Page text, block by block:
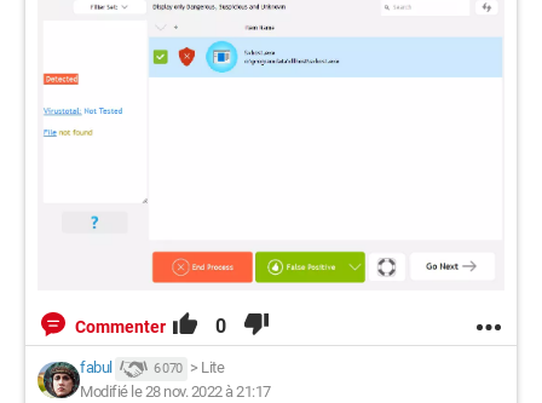
Commenter 0
fabul 6 070 > Lite
Modifié le 28 nov. 2022 à 21:17